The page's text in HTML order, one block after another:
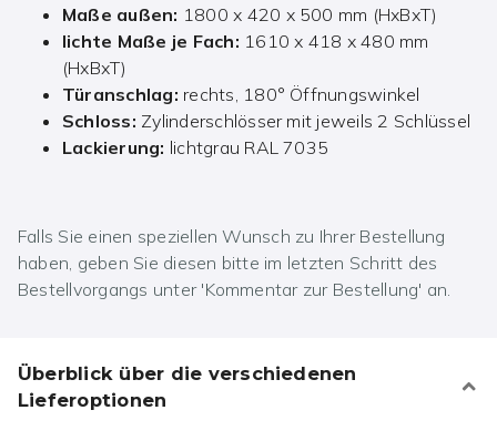
Maße außen: 1800 x 420 x 500 mm (HxBxT)
lichte Maße je Fach: 1610 x 418 x 480 mm
(HxBxT)
Türanschlag: rechts, 180° Öffnungswinkel
Schloss: Zylinderschlösser mit jeweils 2 Schlüssel
Lackierung: lichtgrau RAL 7035
Falls Sie einen speziellen Wunsch zu Ihrer Bestellung
haben, geben Sie diesen bitte im letzten Schritt des
Bestellvorgangs unter 'Kommentar zur Bestellung' an.
Überblick über die verschiedenen
Lieferoptionen